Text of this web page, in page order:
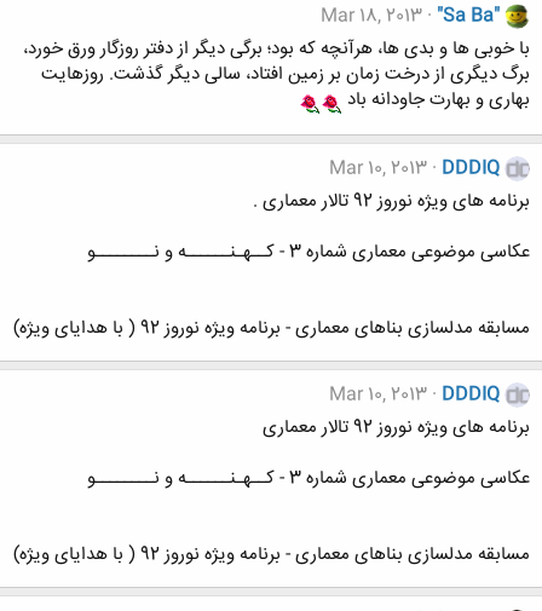
"Sa Ba"
Mar 18, 2013
با خوبی ها و بدی ها، هرآنچه که بود؛ برگی دیگر از دفتر روزگار ورق خورد،
برگ دیگری از درخت زمان بر زمین افتاد، سالی دیگر گذشت. روزهایت
بهاری و بهارت جاودانه باد
DDDIQ
Mar 10, 2013
برنامه های ویژه نوروز 92 تالار معماری .
عکاسی موضوعی معماری شماره 3 - کــهـنــــــه و نــــــــو
مسابقه مدلسازی بناهای معماری - برنامه ویژه نوروز 92 ( با هدایای ویژه)
DDDIQ
Mar 10, 2013
برنامه های ویژه نوروز 92 تالار معماری
عکاسی موضوعی معماری شماره 3 - کــهـنــــــه و نــــــــو
مسابقه مدلسازی بناهای معماری - برنامه ویژه نوروز 92 ( با هدایای ویژه)